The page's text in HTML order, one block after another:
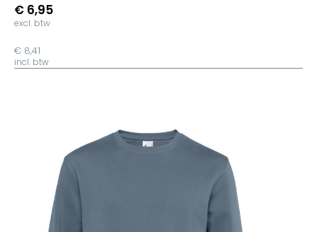
€ 6,95
excl. btw
€ 8,41
incl. btw